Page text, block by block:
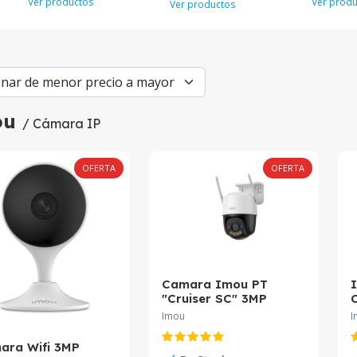
Ver productos
/ Cámara IP
OFERTA
Wifi 3MP
OFERTA
Camara Imou PT
"Cruiser SC" 3MP
3.6mm IPC-K7FN-
Parlante y Sirena
Imou